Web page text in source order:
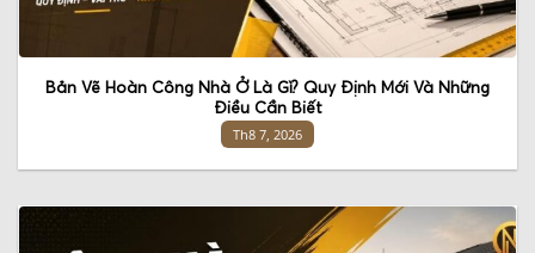
Bản Vẽ Hoàn Công Nhà Ở Là Gì? Quy Định Mới Và Những
Điều Cần Biết
Th8 7, 2026